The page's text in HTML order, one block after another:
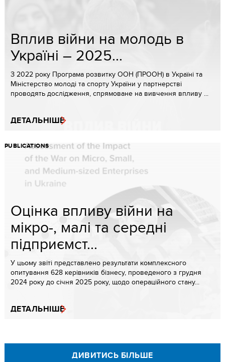
Вплив війни на молодь в
Україні – 2025...
З 2022 року Програма розвитку ООН (ПРООН) в Україні та
Міністерство молоді та спорту України у партнерстві
проводять дослідження, спрямоване на вивчення впливу ...
ДЕТАЛЬНІШЕ
PUBLICATIONS
Оцінка впливу війни на
мікро-, малі та середні
підприємст...
У цьому звіті представлено результати комплексного
опитування 628 керівників бізнесу, проведеного з грудня
2024 року до січня 2025 року, щодо операційного стану...
ДЕТАЛЬНІШЕ
ДИВИТИСЬ БІЛЬШЕ